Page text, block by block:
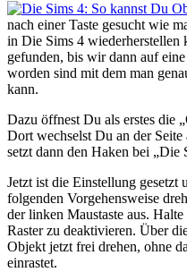
nach einer Taste gesucht wie
in Die Sims 4 wiederherstellen
gefunden, bis wir dann auf
worden sind mit dem man
kann.
Dazu öffnest Du als erstes die
Dort wechselst Du an der
setzt dann den Haken bei „Die
Jetzt ist die Einstellung
folgenden Vorgehensweise
der linken Maustaste aus.
Raster zu deaktivieren. Über
Objekt jetzt frei drehen, ohne
einrastet.